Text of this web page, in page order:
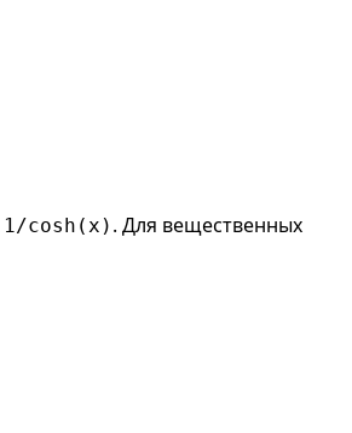
1/cosh(x) . Для вещественных